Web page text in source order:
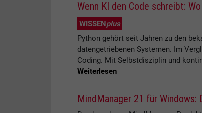
Wenn KI den Code schreibt:
WISSENplus
Python gehört seit Jahren zu den
datengetriebenen Systemen. Im
Coding. Mit Selbstdisziplin und
Weiterlesen
MindManager 21 für Windows: